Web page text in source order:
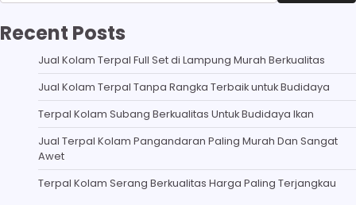
Recent Posts
Jual Kolam Terpal Full Set di Lampung Murah Berkualitas
Jual Kolam Terpal Tanpa Rangka Terbaik untuk Budidaya
Terpal Kolam Subang Berkualitas Untuk Budidaya Ikan
Jual Terpal Kolam Pangandaran Paling Murah Dan Sangat
Awet
Terpal Kolam Serang Berkualitas Harga Paling Terjangkau